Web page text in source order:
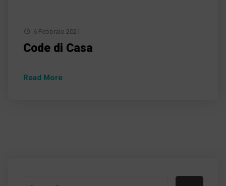
6 Febbraio 2021
Code di Casa
Read More